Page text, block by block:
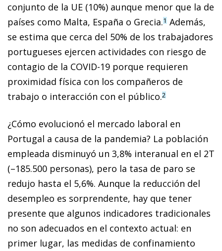
conjunto de la UE (10%) aunque menor que la de
países como Malta, España o Grecia.1 Además,
se estima que cerca del 50% de los trabajadores
portugueses ejercen actividades con riesgo de
contagio de la COVID-19 porque requieren
proximidad física con los compañeros de
trabajo o interacción con el público.2
¿Cómo evolucionó el mercado laboral en
Portugal a causa de la pandemia? La población
empleada disminuyó un 3,8% interanual en el 2T
(–185.500 personas), pero la tasa de paro se
redujo hasta el 5,6%. Aunque la reducción del
desempleo es sorprendente, hay que tener
presente que algunos indicadores tradicionales
no son adecuados en el contexto actual: en
primer lugar, las medidas de confinamiento